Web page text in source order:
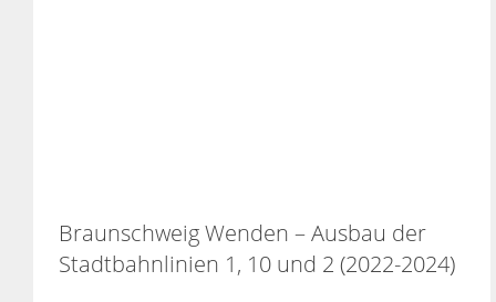
Braunschweig Wenden – Ausbau der
Stadtbahnlinien 1, 10 und 2 (2022-2024)